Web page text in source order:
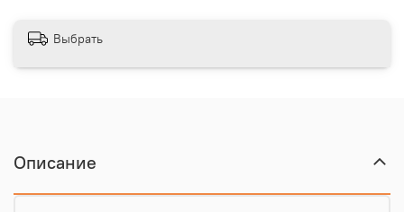
Выбрать
Описание